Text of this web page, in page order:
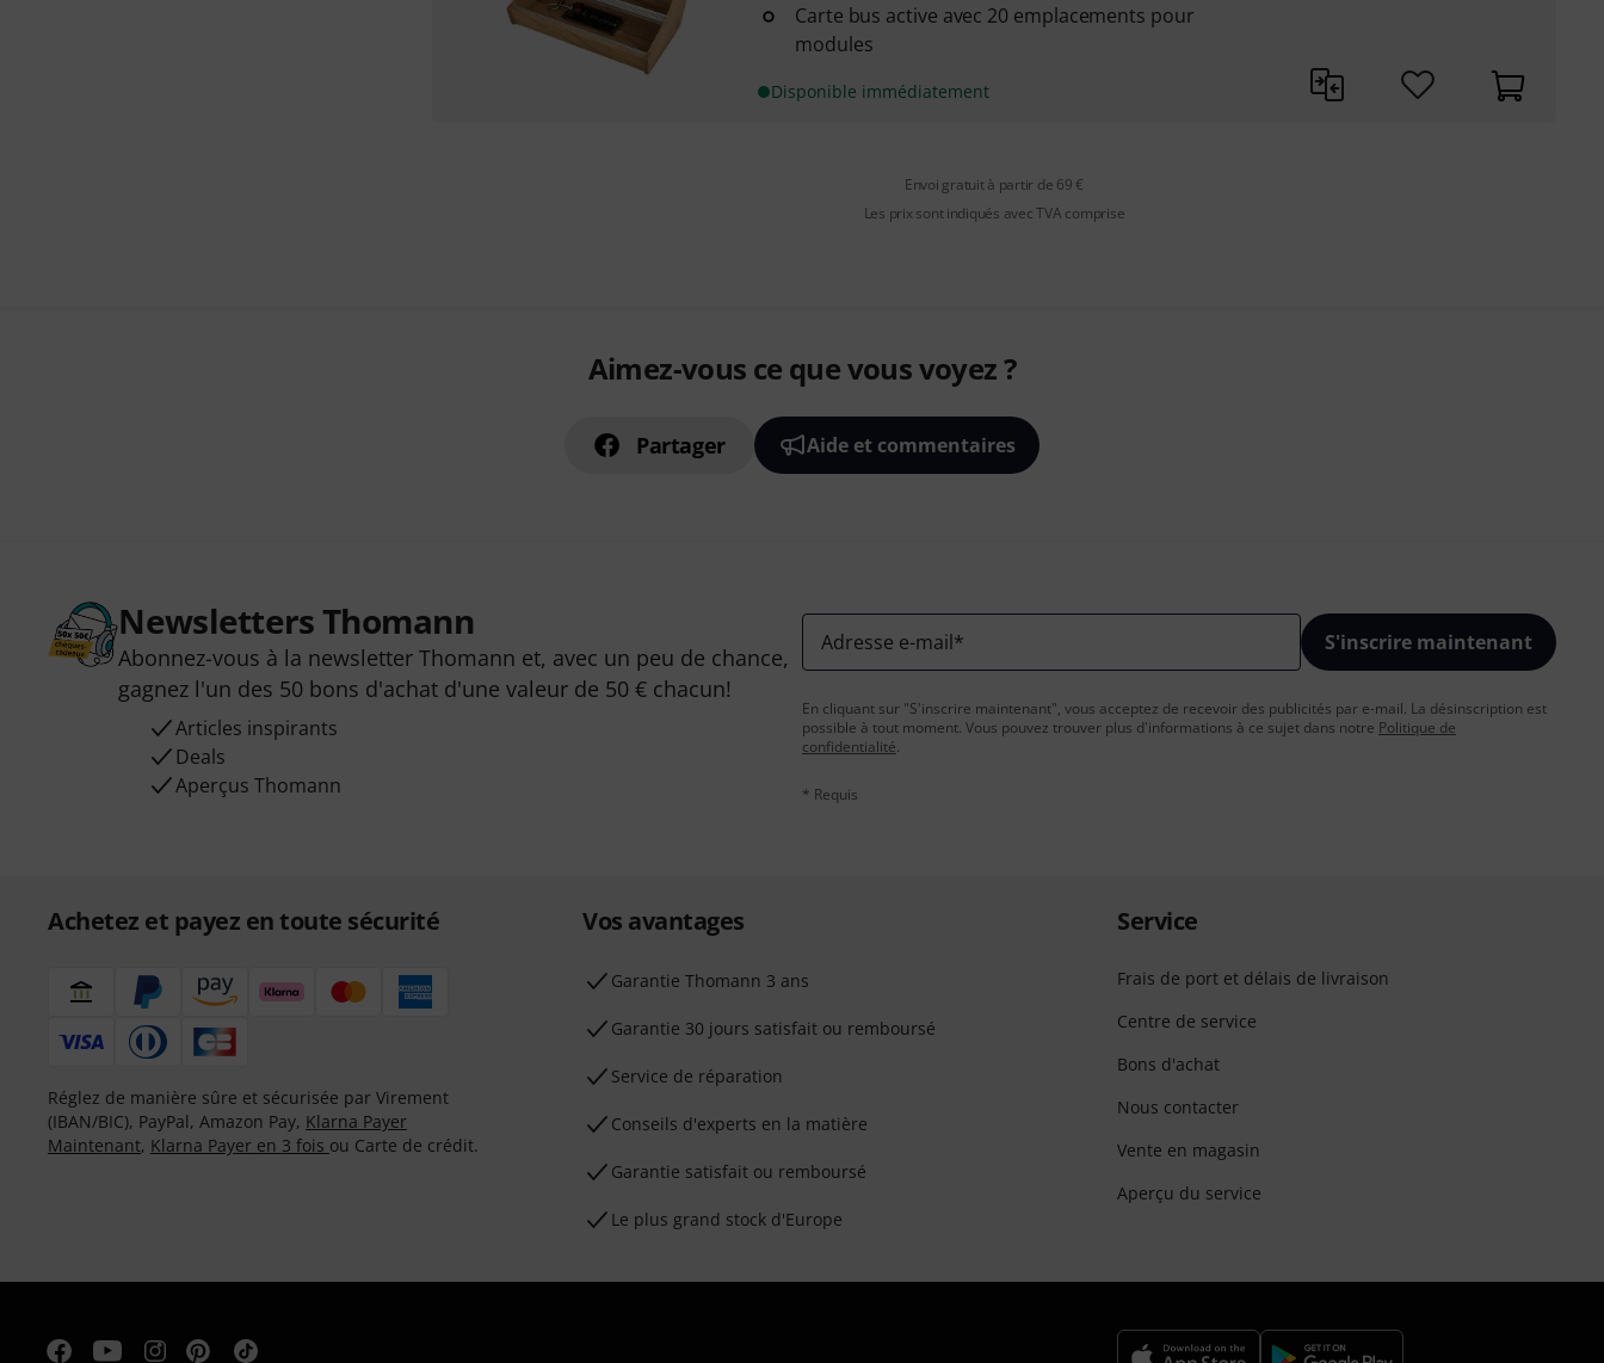
Carte bus active avec 20 emplacements pour
modules
Disponible immédiatement
Envoi gratuit à partir de 69 €
Les prix sont indiqués avec TVA comprise
Aimez-vous ce que vous voyez ?
Partager Aide et commentaires
Newsletters Thomann
Abonnez-vous à la newsletter Thomann et, avec un peu de chance,
gagnez l'un des 50 bons d'achat d'une valeur de 50 € chacun!
Articles inspirants
Deals
Aperçus Thomann
Adresse e-mail* S'inscrire maintenant
En cliquant sur "S'inscrire maintenant", vous acceptez de recevoir des publicités par e-mail. La désinscription est
possible à tout moment. Vous pouvez trouver plus d'informations à ce sujet dans notre Politique de
confidentialité.
* Requis
Achetez et payez en toute sécurité
Réglez de manière sûre et sécurisée par Virement
(IBAN/BIC), PayPal, Amazon Pay, Klarna Payer
Maintenant, Klarna Payer en 3 fois ou Carte de crédit.
Vos avantages
Ga­ran­tie Thomann 3 ans
Garantie 30 jours satisfait ou remboursé
Service de réparation
Conseils d'experts en la matière
Garantie satisfait ou remboursé
Le plus grand stock d'Europe
Service
Frais de port et délais de livraison
Centre de service
Bons d'achat
Nous contacter
Vente en magasin
Aperçu du service